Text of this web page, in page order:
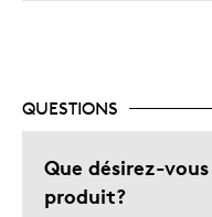
QUESTIONS
Que désirez-
produit?